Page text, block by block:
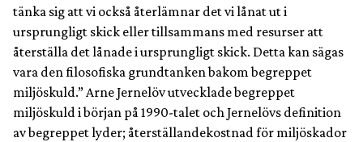
tänka sig att vi också återlämnar det vi lånat ut i
ursprungligt skick eller tillsammans med resurser att
återställa det lånade i ursprungligt skick. Detta kan sägas
vara den filosofiska grundtanken bakom begreppet
miljöskuld.” Arne Jernelöv utvecklade begreppet
miljöskuld i början på 1990-talet och Jernelövs definition
av begreppet lyder; återställandekostnad för miljöskador